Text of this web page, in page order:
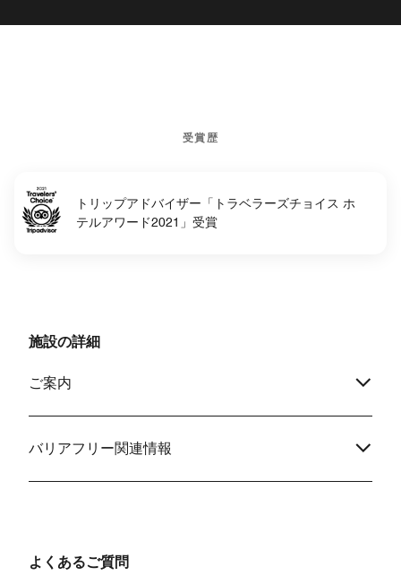
受賞歴
トリップアドバイザー「トラベラーズチョイス ホ
テルアワード2021」受賞
施設の詳細
ご案内
バリアフリー関連情報
よくあるご質問